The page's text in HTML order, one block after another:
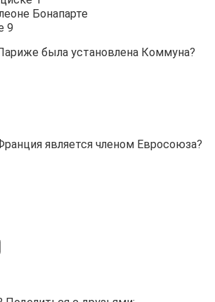
Бонапарте
9
была установлена Коммуна?
является членом Евросоюза?